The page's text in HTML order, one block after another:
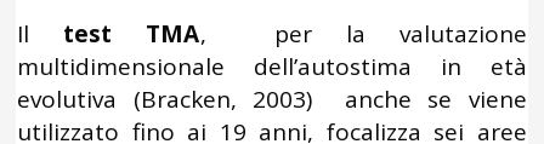
Il test TMA, per la valutazione
multidimensionale dell’autostima in età
evolutiva (Bracken, 2003) anche se viene
utilizzato fino ai 19 anni, focalizza sei aree